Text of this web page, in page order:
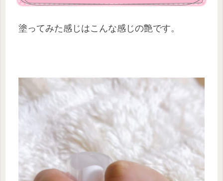
塗ってみた感じはこんな感じの艶です。